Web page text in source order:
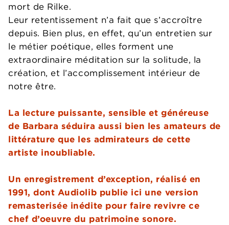
mort de Rilke.
Leur retentissement n’a fait que s’accroître
depuis. Bien plus, en effet, qu’un entretien sur
le métier poétique, elles forment une
extraordinaire méditation sur la solitude, la
création, et l’accomplissement intérieur de
notre être.
La lecture puissante, sensible et généreuse
de Barbara séduira aussi bien les amateurs de
littérature que les admirateurs de cette
artiste inoubliable.
Un enregistrement d’exception, réalisé en
1991, dont Audiolib publie ici une version
remasterisée inédite pour faire revivre ce
chef d’oeuvre du patrimoine sonore.